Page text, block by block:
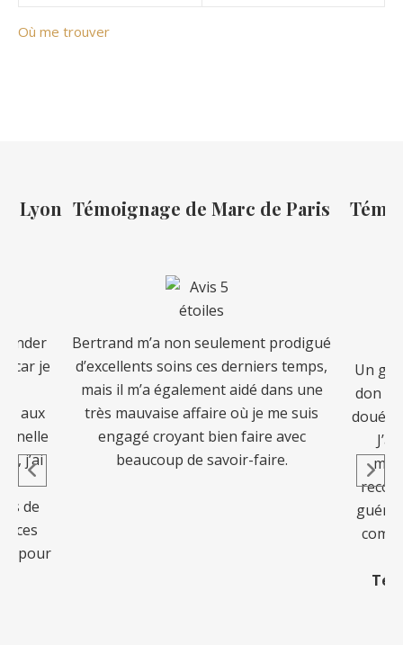
Où me trouver
Lyon
car je
et aux
j’ai
de
pour
Témoignage de Marc de Paris
Bertrand m’a non seulement prodigué
d’excellents soins ces derniers temps,
mais il m’a également aidé dans une
très mauvaise affaire où je me suis
engagé croyant bien faire avec
beaucoup de savoir-faire.
Un
don
doué